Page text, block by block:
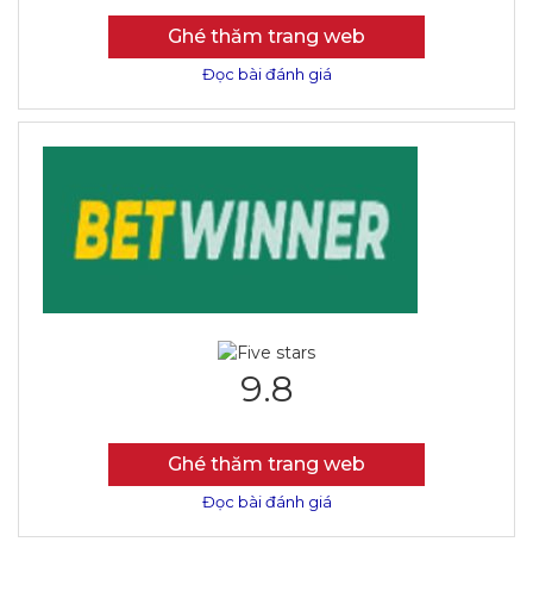
Ghé thăm trang web
Đọc bài đánh giá
9.8
Ghé thăm trang web
Đọc bài đánh giá